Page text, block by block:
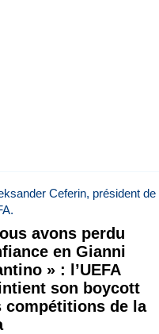
avons perdu
en Gianni
» : l’UEFA
son boycott
compétitions de la